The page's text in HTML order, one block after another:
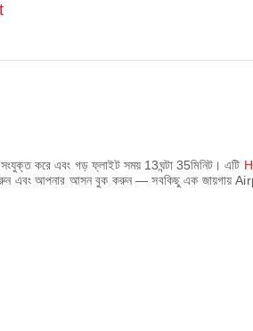
করে এবং গড় ফ্লাইট সময় 13ঘন্টা 35মিনিট। এটি
করুন এবং আপনার আসন বুক করুন — সবকিছু এক জায়গায়